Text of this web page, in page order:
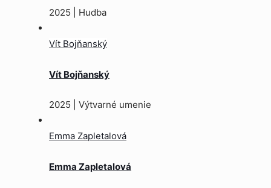
2025 | Hudba
Vít Bojňanský
Vít Bojňanský
2025 | Výtvarné umenie
Emma Zapletalová
Emma Zapletalová